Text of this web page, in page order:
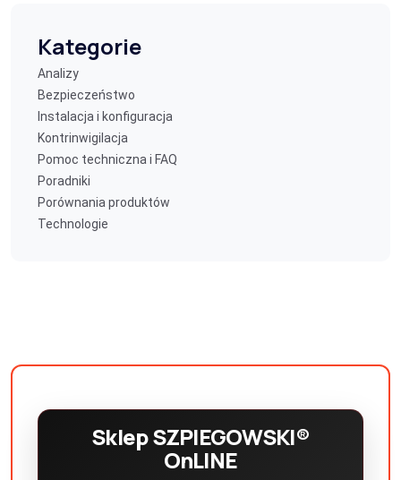
Kategorie
Analizy
Bezpieczeństwo
Instalacja i konfiguracja
Kontrinwigilacja
Pomoc techniczna i FAQ
Poradniki
Porównania produktów
Technologie
Sklep SZPIEGOWSKI®
OnLINE